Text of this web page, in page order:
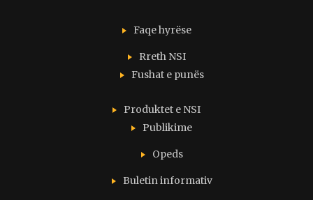
Faqe hyrëse
Rreth NSI
Fushat e punës
Produktet e NSI
Publikime
Opeds
Buletin informativ